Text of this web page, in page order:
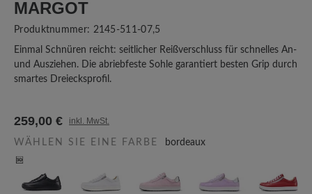
MARGOT
Produktnummer: 2145-511-07,5
Einmal Schnüren reicht: seitlicher Reißverschluss für schnelles An-
und Ausziehen. Die abriebfeste Sohle garantiert besten Grip durch
smartes Dreiecksprofil.
259,00 € inkl. MwSt.
WÄHLEN SIE EINE FARBE bordeaux